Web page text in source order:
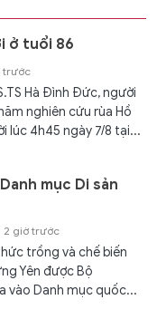
ở tuổi 86
trước
Hà Đình Đức, người
nghiên cứu rùa Hồ
lúc 4h45 ngày 7/8 tại...
mục Di sản
2 giờ trước
trồng và chế biến
Yên được Bộ
vào Danh mục quốc...